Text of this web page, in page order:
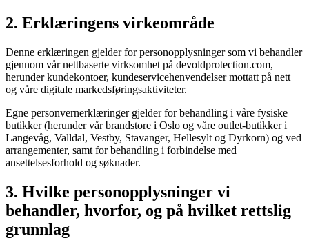
2. Erklæringens virkeområde
Denne erklæringen gjelder for personopplysninger som vi behandler
gjennom vår nettbaserte virksomhet på devoldprotection.com,
herunder kundekontoer, kundeservicehenvendelser mottatt på nett
og våre digitale markedsføringsaktiviteter.
Egne personvernerklæringer gjelder for behandling i våre fysiske
butikker (herunder vår brandstore i Oslo og våre outlet-butikker i
Langevåg, Valldal, Vestby, Stavanger, Hellesylt og Dyrkorn) og ved
arrangementer, samt for behandling i forbindelse med
ansettelsesforhold og søknader.
3. Hvilke personopplysninger vi
behandler, hvorfor, og på hvilket rettslig
grunnlag